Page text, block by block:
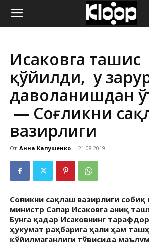
ҚИРҒИЗИСТОН
ЯНГИЛИКЛАРИ
Исаковга ташҳис
қўйилди, у
даволанишдан
— Соғликни
вазирлиги
От Анна Капушенко - 21.08.2019
Соғликни сақлаш вазирлиги собиқ
министр Сапар Исаковга аниқ
Бунга қадар Исаковнинг
ҳукумат раҳбарига ҳали ҳам
қўйилмаганлиги тўғрисида